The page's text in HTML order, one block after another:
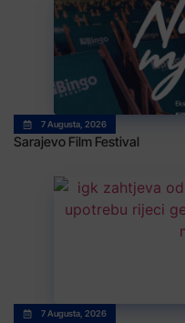
7 Augusta, 2026
Sarajevo Film Festival
7 Augusta, 2026